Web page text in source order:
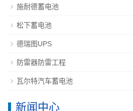
施耐德蓄电池
松下蓄电池
德瑞图UPS
防雷器防雷工程
瓦尔特汽车蓄电池
新闻中心